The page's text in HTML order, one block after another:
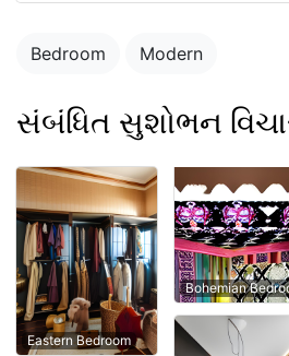
Bedroom Modern
સંબંધિત સુશોભન
Eastern Bedroom
Bohemian